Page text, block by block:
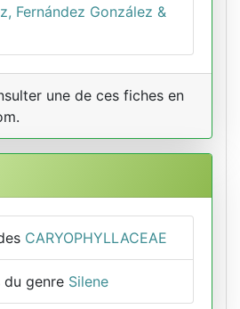
Fernández González &
une de ces fiches en
CARYOPHYLLACEAE
du genre Silene